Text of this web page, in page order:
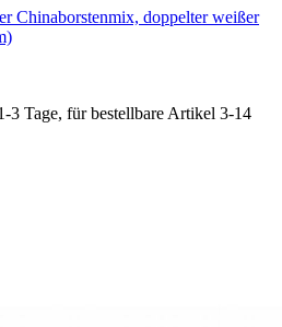
Chinaborstenmix, doppelter weißer
3 Tage, für bestellbare Artikel 3-14